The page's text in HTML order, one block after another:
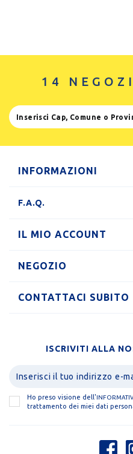
14
INFORMAZIONI
F.A.Q.
IL MIO ACCOUNT
NEGOZIO
CONTATTACI SUBITO
ISCRIVITI ALLA
Ho preso visione dell'
trattamento dei miei dati